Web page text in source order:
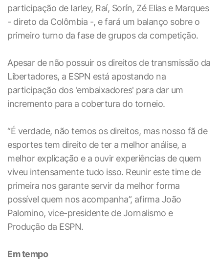
participação de Iarley, Raí, Sorín, Zé Elias e Marques
- direto da Colômbia -, e fará um balanço sobre o
primeiro turno da fase de grupos da competição.
Apesar de não possuir os direitos de transmissão da
Libertadores, a ESPN está apostando na
participação dos 'embaixadores' para dar um
incremento para a cobertura do torneio.
“É verdade, não temos os direitos, mas nosso fã de
esportes tem direito de ter a melhor análise, a
melhor explicação e a ouvir experiências de quem
viveu intensamente tudo isso. Reunir este time de
primeira nos garante servir da melhor forma
possível quem nos acompanha”, afirma João
Palomino, vice-presidente de Jornalismo e
Produção da ESPN.
Em tempo